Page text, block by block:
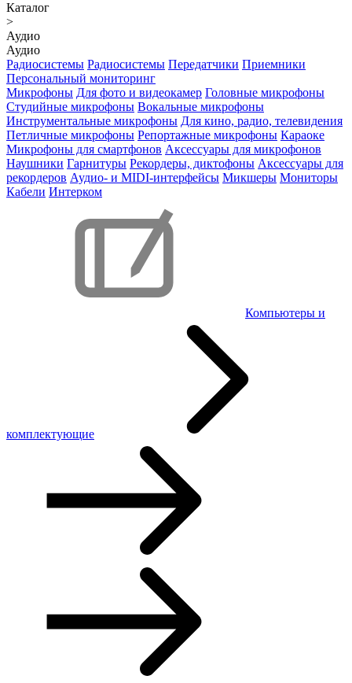
Каталог
>
Аудио
Аудио
Радиосистемы Радиосистемы Передатчики Приемники
Персональный мониторинг
Микрофоны Для фото и видеокамер Головные микрофоны
Студийные микрофоны Вокальные микрофоны
Инструментальные микрофоны Для кино, радио, телевидения
Петличные микрофоны Репортажные микрофоны Караоке
Микрофоны для смартфонов Аксессуары для микрофонов
Наушники Гарнитуры Рекордеры, диктофоны Аксессуары для
рекордеров Аудио- и MIDI-интерфейсы Микшеры Мониторы
Кабели Интерком
Компьютеры и
комплектующие